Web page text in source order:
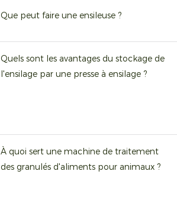
Que peut faire une ensileuse ?
Quels sont les avantages du stockage de
l'ensilage par une presse à ensilage ?
À quoi sert une machine de traitement
des granulés d'aliments pour animaux ?